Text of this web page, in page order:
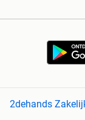
2dehands